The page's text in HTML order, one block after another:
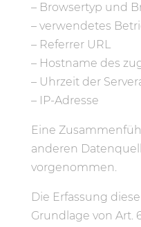
– Browsertyp und
– verwendetes
– Referrer URL
– Hostname des
– Uhrzeit der
– IP-Adresse
Eine
anderen
vorgenommen.
Die Erfassung
Grundlage von Art.